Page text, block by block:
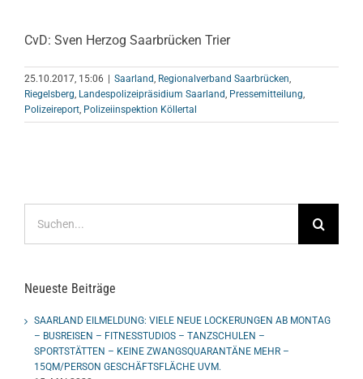
CvD: Sven Herzog Saarbrücken Trier
25.10.2017, 15:06 | Saarland Regionalverband Saarbrücken
Riegelsberg Landespolizeipräsidium Saarland Pressemitteilung
Polizeireport Polizeiinspektion Köllertal
nach:
Neueste Beiträge
SAARLAND EILMELDUNG: VIELE NEUE LOCKERUNGEN AB MONTAG
– BUSREISEN – FITNESSTUDIOS – TANZSCHULEN –
SPORTSTÄTTEN – KEINE ZWANGSQUARANTÄNE MEHR –
15QM/PERSON GESCHÄFTSFLÄCHE UVM.